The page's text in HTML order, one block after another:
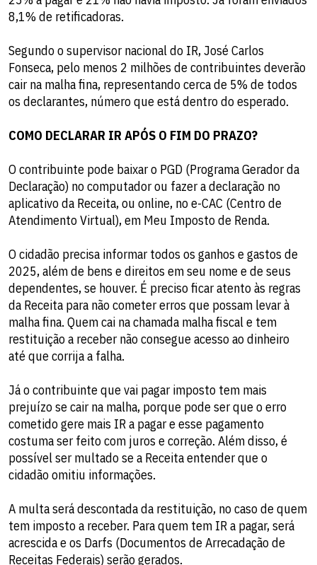
8,1% de retificadoras.
Segundo o supervisor nacional do IR, José Carlos
Fonseca, pelo menos 2 milhões de contribuintes deverão
cair na malha fina, representando cerca de 5% de todos
os declarantes, número que está dentro do esperado.
COMO DECLARAR IR APÓS O FIM DO PRAZO?
O contribuinte pode baixar o PGD (Programa Gerador da
Declaração) no computador ou fazer a declaração no
aplicativo da Receita, ou online, no e-CAC (Centro de
Atendimento Virtual), em Meu Imposto de Renda.
O cidadão precisa informar todos os ganhos e gastos de
2025, além de bens e direitos em seu nome e de seus
dependentes, se houver. É preciso ficar atento às regras
da Receita para não cometer erros que possam levar à
malha fina. Quem cai na chamada malha fiscal e tem
restituição a receber não consegue acesso ao dinheiro
até que corrija a falha.
Já o contribuinte que vai pagar imposto tem mais
prejuízo se cair na malha, porque pode ser que o erro
cometido gere mais IR a pagar e esse pagamento
costuma ser feito com juros e correção. Além disso, é
possível ser multado se a Receita entender que o
cidadão omitiu informações.
A multa será descontada da restituição, no caso de quem
tem imposto a receber. Para quem tem IR a pagar, será
acrescida e os Darfs (Documentos de Arrecadação de
Receitas Federais) serão gerados.